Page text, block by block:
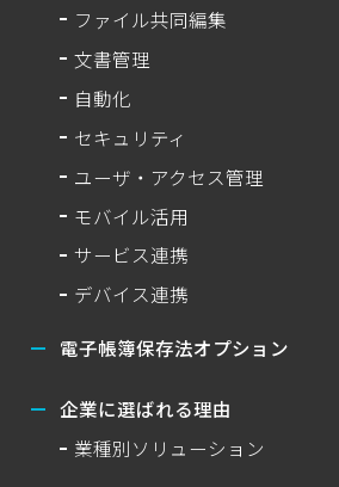
ファイル共同編集
文書管理
自動化
セキュリティ
ユーザ・アクセス管理
モバイル活用
サービス連携
デバイス連携
電子帳簿保存法オプション
企業に選ばれる理由
業種別ソリューション